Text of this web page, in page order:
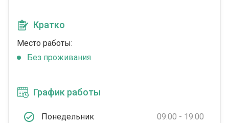
Кратко
Место работы:
Без проживания
График работы
Понедельник 09:00 - 19:00